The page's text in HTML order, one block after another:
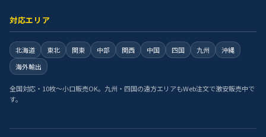
対応エリア
北海道 東北 関東 中部 関西 中国 四国 九州
沖縄
海外輸出
全国対応・10枚〜小口販売OK。九州・四国の遠方エリアもWeb注文で激安販売中で
す。